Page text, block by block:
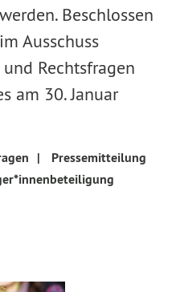
Beschlossen
Ausschuss
Rechtsfragen
am 30. Januar
|
Pressemitteilung